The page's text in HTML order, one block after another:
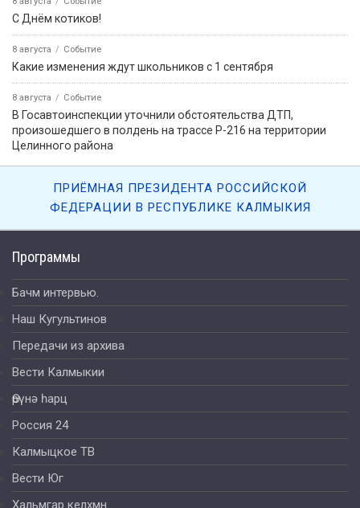
Программы
Бачм интервью.
Наш Кугультинов
Передачи из архива
Вести Калмыкии
Өрүнә һарц
Россия 24
Калмыцкое ТВ
Вести Юг
С Днём котиков!
8 августа Событие
Какие изменения ждут школьников с 1 сентября
8 августа Событие
В Госавтоинспекции уточнили обстоятельства ДТП,
произошедшего в полдень на трассе Р-216 на территории
Целинного района
ПРИЁМНАЯ ПРЕЗИДЕНТА РОССИЙСКОЙ
ФЕДЕРАЦИИ В РЕСПУБЛИКЕ КАЛМЫКИЯ